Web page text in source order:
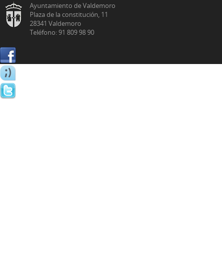
Ayuntamiento de Valdemoro
Plaza de la constitución, 11
28341 Valdemoro
Teléfono: 91 809 98 90